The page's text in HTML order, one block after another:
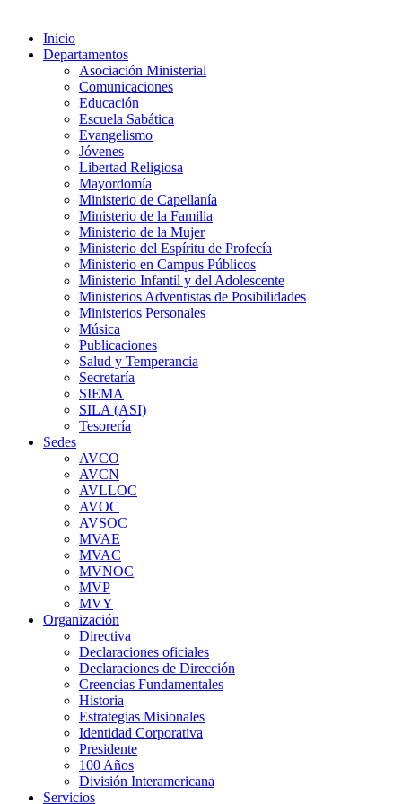
Inicio
Departamentos
Asociación Ministerial
Comunicaciones
Educación
Escuela Sabática
Evangelismo
Jóvenes
Libertad Religiosa
Mayordomía
Ministerio de Capellanía
Ministerio de la Familia
Ministerio de la Mujer
Ministerio del Espíritu de Profecía
Ministerio en Campus Públicos
Ministerio Infantil y del Adolescente
Ministerios Adventistas de Posibilidades
Ministerios Personales
Música
Publicaciones
Salud y Temperancia
Secretaría
SIEMA
SILA (ASI)
Tesorería
Sedes
AVCO
AVCN
AVLLOC
AVOC
AVSOC
MVAE
MVAC
MVNOC
MVP
MVY
Organización
Directiva
Declaraciones oficiales
Declaraciones de Dirección
Creencias Fundamentales
Historia
Estrategias Misionales
Identidad Corporativa
Presidente
100 Años
División Interamericana
Servicios